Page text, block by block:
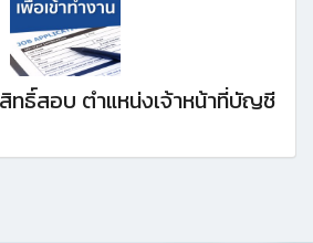
ทธิ์สอบ ตำแหน่งเจ้าหน้าที่บัญชี